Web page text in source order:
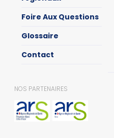
Foire Aux Questions
Glossaire
Contact
NOS PARTENAIRES